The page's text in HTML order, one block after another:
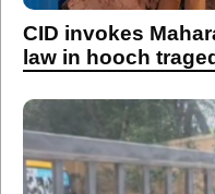
CID invokes
law in hooch